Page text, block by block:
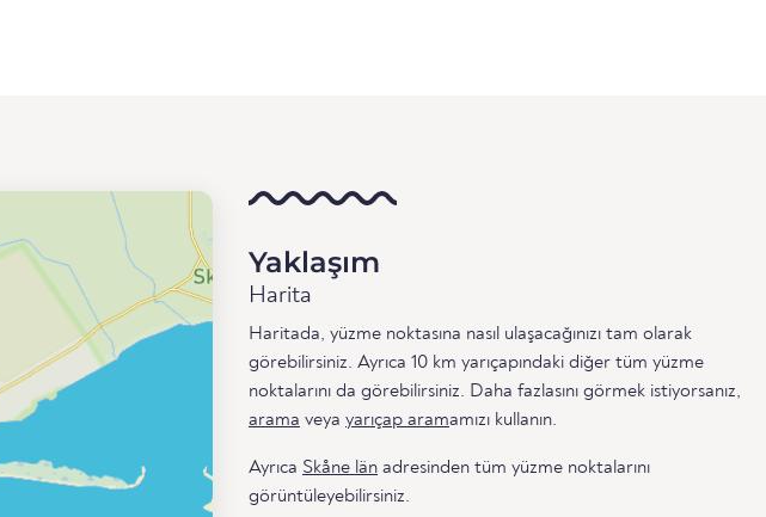
Yaklaşım
Harita
Haritada, yüzme noktasına nasıl ulaşacağınızı tam olarak
görebilirsiniz. Ayrıca 10 km yarıçapındaki diğer tüm yüzme
noktalarını da görebilirsiniz. Daha fazlasını görmek istiyorsanız,
arama veya yarıçap aramamızı kullanın.
Ayrıca Skåne län adresinden tüm yüzme noktalarını
görüntüleyebilirsiniz.